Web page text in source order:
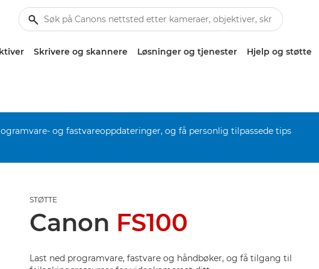
Skrivere og skannere Løsninger og tjenester Hjelp og støtte
og fastvareoppdateringer, og få personlig tilpassede tips
STØTTE
Canon FS100
Last ned programvare, fastvare og håndbøker, og få tilgang til